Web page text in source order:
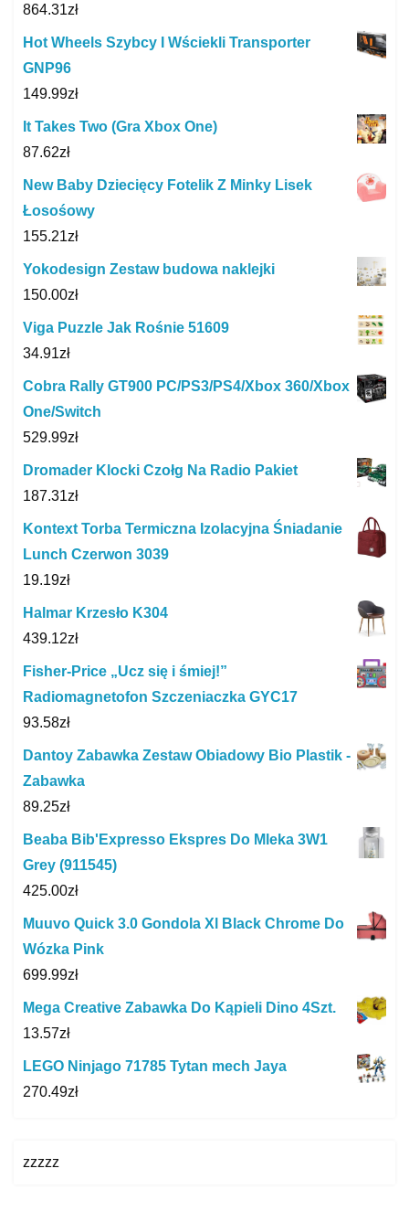
864.31zł
Hot Wheels Szybcy I Wściekli Transporter
GNP96
149.99zł
It Takes Two (Gra Xbox One)
87.62zł
New Baby Dziecięcy Fotelik Z Minky Lisek
Łosośowy
155.21zł
Yokodesign Zestaw budowa naklejki
150.00zł
Viga Puzzle Jak Rośnie 51609
34.91zł
Cobra Rally GT900 PC/PS3/PS4/Xbox 360/Xbox
One/Switch
529.99zł
Dromader Klocki Czołg Na Radio Pakiet
187.31zł
Kontext Torba Termiczna Izolacyjna Śniadanie
Lunch Czerwon 3039
19.19zł
Halmar Krzesło K304
439.12zł
Fisher-Price „Ucz się i śmiej!”
Radiomagnetofon Szczeniaczka GYC17
93.58zł
Dantoy Zabawka Zestaw Obiadowy Bio Plastik -
Zabawka
89.25zł
Beaba Bib'Expresso Ekspres Do Mleka 3W1
Grey (911545)
425.00zł
Muuvo Quick 3.0 Gondola Xl Black Chrome Do
Wózka Pink
699.99zł
Mega Creative Zabawka Do Kąpieli Dino 4Szt.
13.57zł
LEGO Ninjago 71785 Tytan mech Jaya
270.49zł
zzzzz